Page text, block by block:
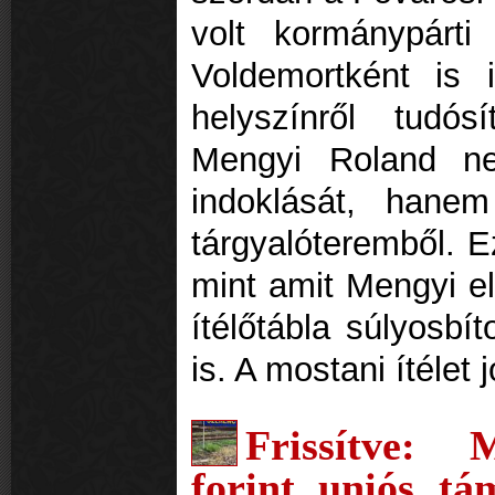
volt
Voldemortként
helyszínről
Mengyi Roland
indoklását,
tárgyalóteremből.
mint amit Mengyi
ítélőtábla
is. A mostani ítélet
Frissítve: